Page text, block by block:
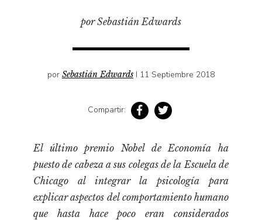
Voces y lecturas
por Sebastián Edwards
por Sebastián Edwards I 11 Septiembre 2018
Compartir:
El último premio Nobel de Economía ha
puesto de cabeza a sus colegas de la Escuela de
Chicago al integrar la psicología para
explicar aspectos del comportamiento humano
que hasta hace poco eran considerados